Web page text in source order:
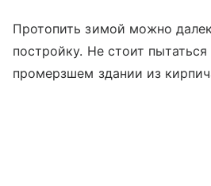
Протопить зимой можно
постройку. Не стоит пытаться
промерзшем здании из